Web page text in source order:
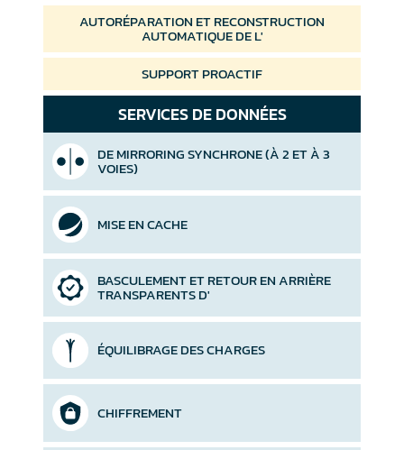
AUTORÉPARATION ET RECONSTRUCTION
AUTOMATIQUE DE L'
SUPPORT PROACTIF
SERVICES DE DONNÉES
DE MIRRORING SYNCHRONE (À 2 ET À 3
VOIES)
MISE EN CACHE
BASCULEMENT ET RETOUR EN ARRIÈRE
TRANSPARENTS D'
ÉQUILIBRAGE DES CHARGES
CHIFFREMENT